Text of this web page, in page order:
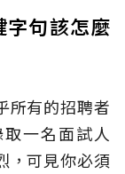
字句該怎麼
所有的招聘者
一名面試人
，可見你必須